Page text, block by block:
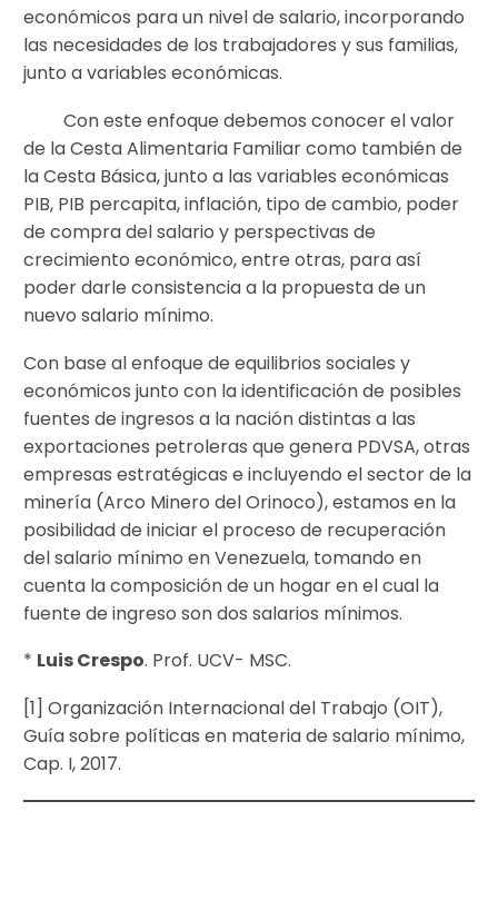
económicos para un nivel de salario, incorporando
las necesidades de los trabajadores y sus familias,
junto a variables económicas.
Con este enfoque debemos conocer el valor
de la Cesta Alimentaria Familiar como también de
la Cesta Básica, junto a las variables económicas
PIB, PIB percapita, inflación, tipo de cambio, poder
de compra del salario y perspectivas de
crecimiento económico, entre otras, para así
poder darle consistencia a la propuesta de un
nuevo salario mínimo.
Con base al enfoque de equilibrios sociales y
económicos junto con la identificación de posibles
fuentes de ingresos a la nación distintas a las
exportaciones petroleras que genera PDVSA, otras
empresas estratégicas e incluyendo el sector de la
minería (Arco Minero del Orinoco), estamos en la
posibilidad de iniciar el proceso de recuperación
del salario mínimo en Venezuela, tomando en
cuenta la composición de un hogar en el cual la
fuente de ingreso son dos salarios mínimos.
* Luis Crespo. Prof. UCV- MSC.
[1] Organización Internacional del Trabajo (OIT),
Guía sobre políticas en materia de salario mínimo,
Cap. I, 2017.